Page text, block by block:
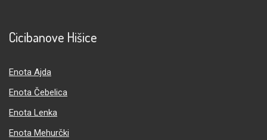
Cicibanove Hišice
Enota Ajda
Enota Čebelica
Enota Lenka
Enota Mehurčki